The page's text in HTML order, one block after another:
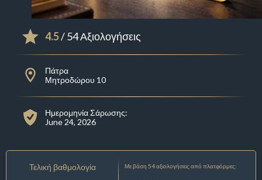
4.5/ 54 Αξιολογήσεις
Πάτρα
Μητροδώρου 10
Ημερομηνία Σάρωσης:
June 24, 2026
Τελική βαθμολογία Με βάση 54 αξιολογήσεις από πλατφόρμες: